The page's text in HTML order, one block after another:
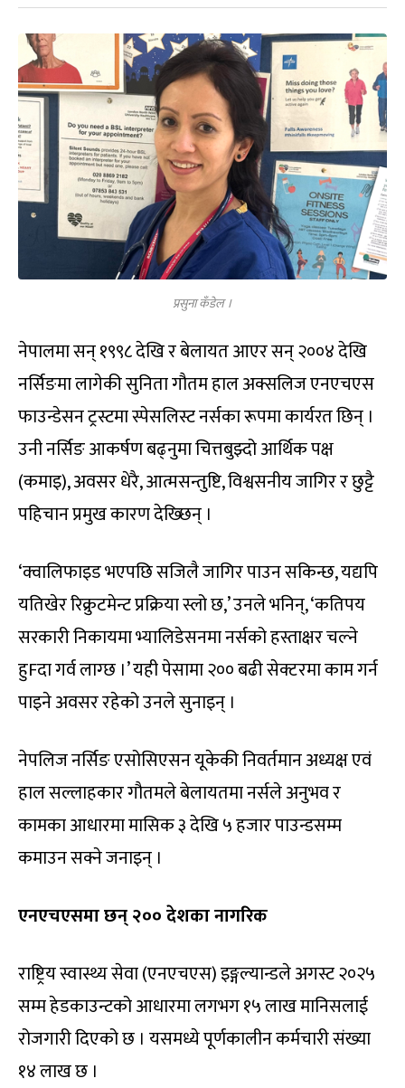
प्रसुना कँडेल ।
नेपालमा सन् १९९८ देखि र बेलायत आएर सन् २००४ देखि
नर्सिङमा लागेकी सुनिता गौतम हाल अक्सलिज एनएचएस
फाउन्डेसन ट्रस्टमा स्पेसलिस्ट नर्सका रूपमा कार्यरत छिन् ।
उनी नर्सिङ आकर्षण बढ्नुमा चित्तबुझ्दो आर्थिक पक्ष
(कमाइ), अवसर धेरै, आत्मसन्तुष्टि, विश्वसनीय जागिर र छुट्टै
पहिचान प्रमुख कारण देख्छिन् ।
‘क्वालिफाइड भएपछि सजिलै जागिर पाउन सकिन्छ, यद्यपि
यतिखेर रिक्रुटमेन्ट प्रक्रिया स्लो छ,’ उनले भनिन्, ‘कतिपय
सरकारी निकायमा भ्यालिडेसनमा नर्सको हस्ताक्षर चल्ने
हुFदा गर्व लाग्छ ।’ यही पेसामा २०० बढी सेक्टरमा काम गर्न
पाइने अवसर रहेको उनले सुनाइन् ।
नेपलिज नर्सिङ एसोसिएसन यूकेकी निवर्तमान अध्यक्ष एवं
हाल सल्लाहकार गौतमले बेलायतमा नर्सले अनुभव र
कामका आधारमा मासिक ३ देखि ५ हजार पाउन्डसम्म
कमाउन सक्ने जनाइन् ।
एनएचएसमा छन् २०० देशका नागरिक
राष्ट्रिय स्वास्थ्य सेवा (एनएचएस) इङ्गल्यान्डले अगस्ट २०२५
सम्म हेडकाउन्टको आधारमा लगभग १५ लाख मानिसलाई
रोजगारी दिएको छ । यसमध्ये पूर्णकालीन कर्मचारी संख्या
१४ लाख छ ।